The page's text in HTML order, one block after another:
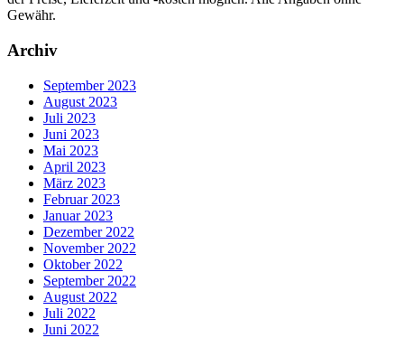
Gewähr.
Archiv
September 2023
August 2023
Juli 2023
Juni 2023
Mai 2023
April 2023
März 2023
Februar 2023
Januar 2023
Dezember 2022
November 2022
Oktober 2022
September 2022
August 2022
Juli 2022
Juni 2022